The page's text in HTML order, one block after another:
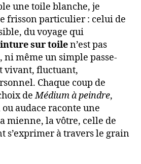
une toile blanche, je
frisson particulier : celui de
du voyage qui
sur toilen’est pas
ni même un simple passe-
vivant, fluctuant,
Chaque coup de
deMédium à peindre,
audace raconte une
mienne, la vôtre, celle de
s’exprimer à travers le grain